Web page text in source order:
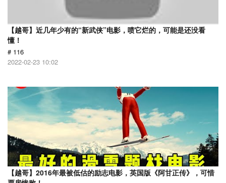
【越哥】近几年少有的“新武侠”电影，喷它烂的，可能是还没看
懂！
# 116
2022-02-23 10:02
【越哥】2016年最被低估的励志电影，英国版《阿甘正传》，可惜